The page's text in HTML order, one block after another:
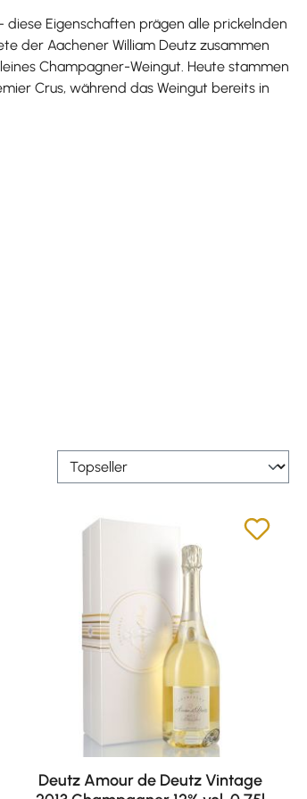
diese Eigenschaften prägen alle prickelnden
der Aachener William Deutz zusammen
Champagner-Weingut. Heute stammen
Crus, während das Weingut bereits in
Deutz Amour de Deutz Vintage